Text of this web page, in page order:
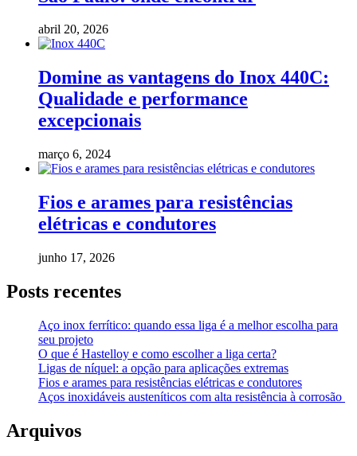
abril 20, 2026
Domine as vantagens do Inox 440C:
Qualidade e performance
excepcionais
março 6, 2024
Fios e arames para resistências
elétricas e condutores
junho 17, 2026
Posts recentes
Aço inox ferrítico: quando essa liga é a melhor escolha para
seu projeto
O que é Hastelloy e como escolher a liga certa?
Ligas de níquel: a opção para aplicações extremas
Fios e arames para resistências elétricas e condutores
Aços inoxidáveis austeníticos com alta resistência à corrosão
Arquivos